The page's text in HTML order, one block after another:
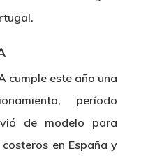
cumple este año una
período
de modelo para
en España y